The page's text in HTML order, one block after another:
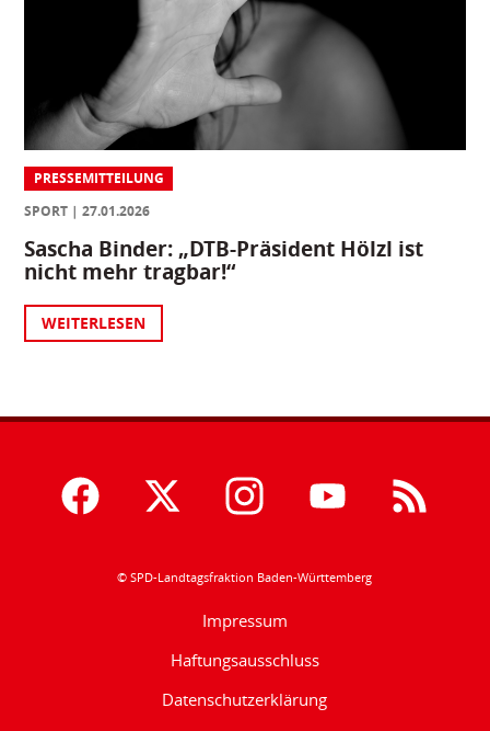
PRESSEMITTEILUNG
SPORT
27.01.2026
Sascha Binder: „DTB-Präsident Hölzl ist
nicht mehr tragbar!“
WEITERLESEN
© SPD-Landtagsfraktion Baden-Württemberg
Impressum
Haftungsausschluss
Datenschutzerklärung